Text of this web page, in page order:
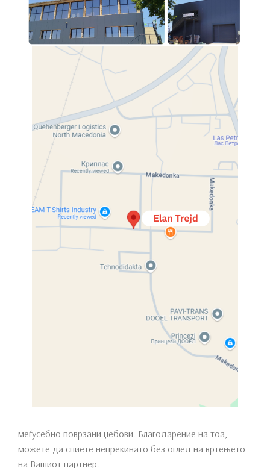
Спални Душеци
Системот за џебни пружини е произведен со
комбинирање на одделни пружини поставени во
меѓусебно поврзани џебови. Благодарение на тоа,
можете да спиете непрекинато без оглед на вртењето
на Вашиот партнер.
Compare
Системот за џебни пружини е произведен со
меѓусебно поврзани џебови. Благодарение на тоа,
можете да спиете непрекинато без оглед на вртењето
на Вашиот партнер.